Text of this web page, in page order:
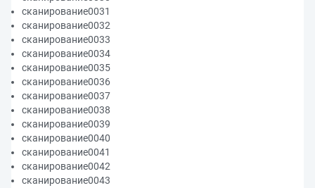
сканирование0031
сканирование0032
сканирование0033
сканирование0034
сканирование0035
сканирование0036
сканирование0037
сканирование0038
сканирование0039
сканирование0040
сканирование0041
сканирование0042
сканирование0043